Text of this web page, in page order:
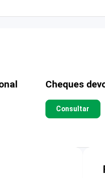
Cheques
Consultar